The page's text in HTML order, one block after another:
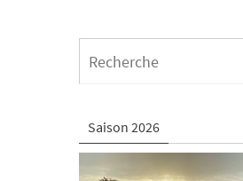
Saison 2026